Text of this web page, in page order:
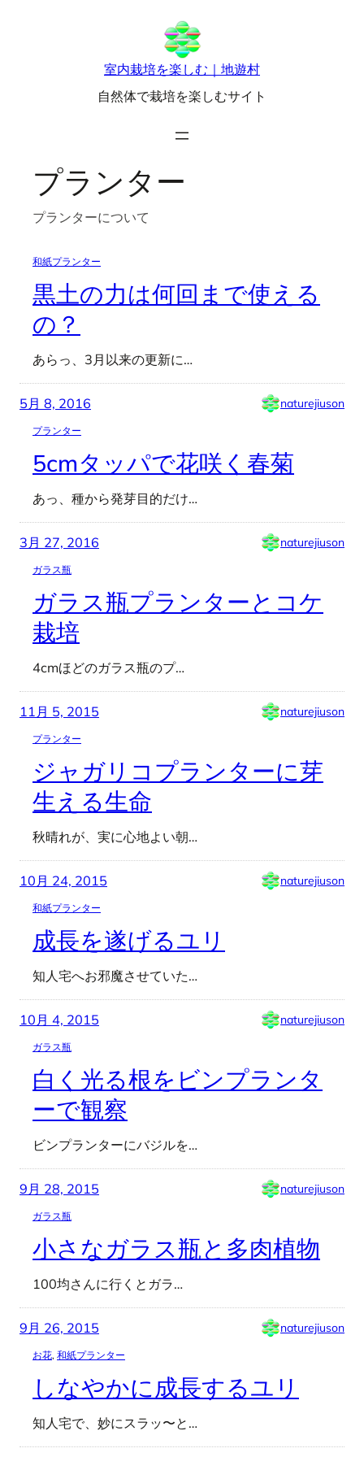
室内栽培を楽しむ｜地遊村
自然体で栽培を楽しむサイト
プランター
プランターについて
和紙プランター
黒土の力は何回まで使える
の？
あらっ、3月以来の更新に…
5月 8, 2016 naturejiuson
プランター
5cmタッパで花咲く春菊
あっ、種から発芽目的だけ…
3月 27, 2016 naturejiuson
ガラス瓶
ガラス瓶プランターとコケ
栽培
4cmほどのガラス瓶のプ…
11月 5, 2015 naturejiuson
プランター
ジャガリコプランターに芽
生える生命
秋晴れが、実に心地よい朝…
10月 24, 2015 naturejiuson
和紙プランター
成長を遂げるユリ
知人宅へお邪魔させていた…
10月 4, 2015 naturejiuson
ガラス瓶
白く光る根をビンプランタ
ーで観察
ビンプランターにバジルを…
9月 28, 2015 naturejiuson
ガラス瓶
小さなガラス瓶と多肉植物
100均さんに行くとガラ…
9月 26, 2015 naturejiuson
お花, 和紙プランター
しなやかに成長するユリ
知人宅で、妙にスラッ〜と…